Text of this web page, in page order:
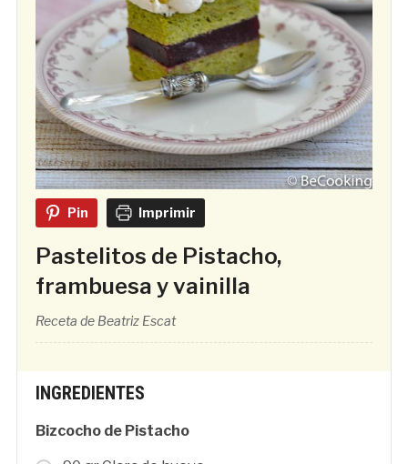
Pin Imprimir
Pastelitos de Pistacho,
frambuesa y vainilla
Receta de Beatriz Escat
INGREDIENTES
Bizcocho de Pistacho